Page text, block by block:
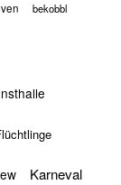
bekobbl
Karneval